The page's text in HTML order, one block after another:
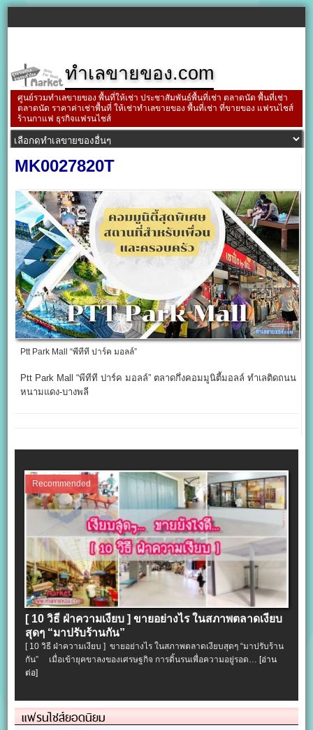
ทำเลขายของ.com
ศูนย์รวมทำเลขายของ พื้นที่ให้เช่า ประชาสัมพันธ์พื้นที่เช่า ตลาดนัด พื้นที่เช่า
ตลาดนัด ราคาค่าเช่าพื้นที่ ให้เช่าทำเลขายของ พื้นที่เช่า ที่ขายของ แฟรนไชส์
ร้านกาแฟ ธุรกิจแฟรนไชส์
MK0027820T
Ptt Park Mall “พีทีที ปาร์ค มอลล์”
Ptt Park Mall “พีทีที ปาร์ค มอลล์” ตลาดกึ่งคอมมูนิตี้มอลล์ ทำเลติดถนน
หนามแดง-บางพลี
Recommended
[ 10 วิธี ฝ่าความเงียบ ] ขายอย่างไร ในสภาพตลาดเงียบ
สุดๆ “มาปรับร้านกัน”
[ 10 วิธี ฝ่าความเงียบ ] ขายอย่างไร ในสภาพตลาดเงียบสุดๆ “มาปรับร้าน
กัน” เมื่อเข้ายุคขาลงของเศรษฐกิจ การดิ้นรนเพื่อความอยู่รอด… [อ่าน
ต่อ]
แฟรนไชส์ยอดนิยม